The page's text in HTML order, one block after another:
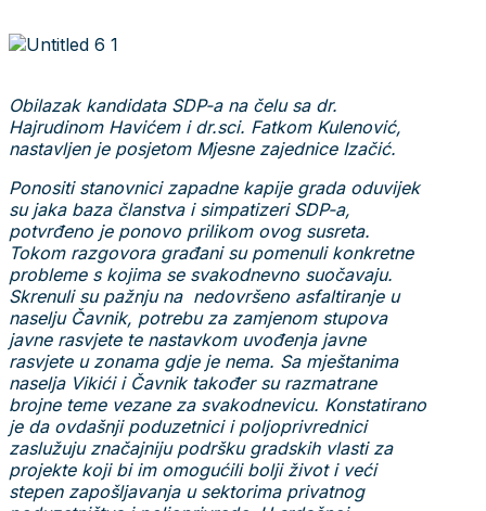
Obilazak kandidata SDP-a na čelu sa dr.
Hajrudinom Havićem i dr.sci. Fatkom Kulenović,
nastavljen je posjetom Mjesne zajednice Izačić.
Ponositi stanovnici zapadne kapije grada oduvijek
su jaka baza članstva i simpatizeri SDP-a,
potvrđeno je ponovo prilikom ovog susreta.
Tokom razgovora građani su pomenuli konkretne
probleme s kojima se svakodnevno suočavaju.
Skrenuli su pažnju na nedovršeno asfaltiranje u
naselju Čavnik, potrebu za zamjenom stupova
javne rasvjete te nastavkom uvođenja javne
rasvjete u zonama gdje je nema. Sa mještanima
naselja Vikići i Čavnik također su razmatrane
brojne teme vezane za svakodnevicu. Konstatirano
je da ovdašnji poduzetnici i poljoprivrednici
zaslužuju značajniju podršku gradskih vlasti za
projekte koji bi im omogućili bolji život i veći
stepen zapošljavanja u sektorima privatnog